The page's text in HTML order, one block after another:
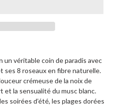
véritable coin de paradis avec
ses 8 roseaux en fibre naturelle.
crémeuse de la noix de
et la sensualité du musc blanc.
soirées d’été, les plages dorées